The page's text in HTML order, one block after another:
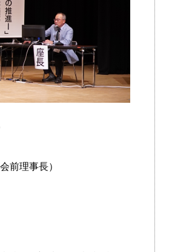
前理事長）